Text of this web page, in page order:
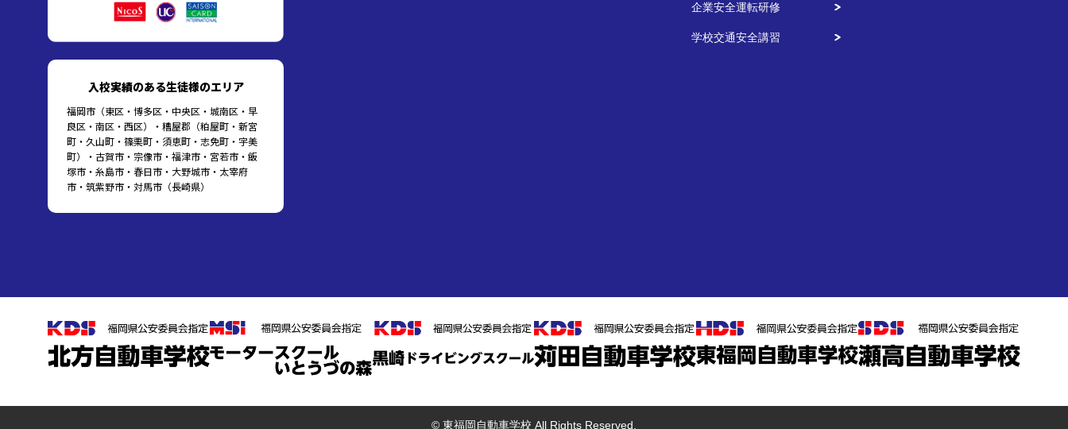
お問い合わせ・資料請求 計算結果を印刷
入校実績のある生徒様のエリア
福岡市（東区・博多区・中央区・城南区・早
良区・南区・西区）・糟屋郡（粕屋町・新宮
町・久山町・篠栗町・須恵町・志免町・宇美
町）・古賀市・宗像市・福津市・宮若市・飯
塚市・糸島市・春日市・大野城市・太宰府
市・筑紫野市・対馬市（長崎県）
企業安全運転研修
学校交通安全講習
© 東福岡自動車学校 All Rights Reserved.